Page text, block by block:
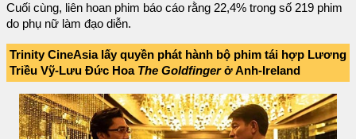
Cuối cùng, liên hoan phim báo cáo rằng 22,4% trong số 219 phim
do phụ nữ làm đạo diễn.
Trinity CineAsia lấy quyền phát hành bộ phim tái hợp Lương
Triều Vỹ-Lưu Đức Hoa The Goldfingerở Anh-Ireland